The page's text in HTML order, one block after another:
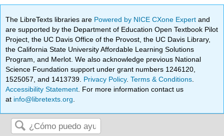
The LibreTexts libraries are Powered by NICE CXone Expertand
are supported by the Department of Education Open Textbook Pilot
Project, the UC Davis Office of the Provost, the UC Davis Library,
the California State University Affordable Learning Solutions
Program, and Merlot. We also acknowledge previous National
Science Foundation support under grant numbers 1246120,
1525057, and 1413739. Privacy Policy.Terms & Conditions
Accessibility Statement . For more information contact us
at info@libretexts.org